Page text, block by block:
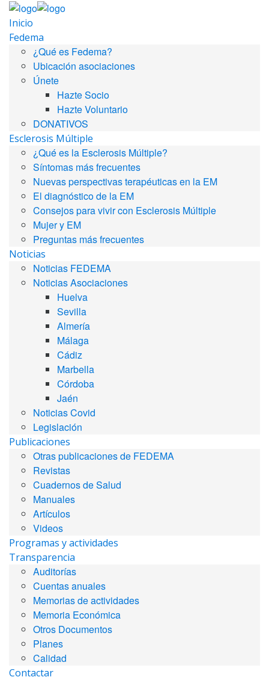
Inicio
Fedema
¿Qué es Fedema?
Ubicación asociaciones
Únete
Hazte Socio
Hazte Voluntario
DONATIVOS
Esclerosis Múltiple
¿Qué es la Esclerosis Múltiple?
Síntomas más frecuentes
Nuevas perspectivas terapéuticas en la EM
El diagnóstico de la EM
Consejos para vivir con Esclerosis Múltiple
Mujer y EM
Preguntas más frecuentes
Noticias
Noticias FEDEMA
Noticias Asociaciones
Huelva
Sevilla
Almería
Málaga
Cádiz
Marbella
Córdoba
Jaén
Noticias Covid
Legislación
Publicaciones
Otras publicaciones de FEDEMA
Revistas
Cuadernos de Salud
Manuales
Artículos
Videos
Programas y actividades
Transparencia
Auditorías
Cuentas anuales
Memorias de actividades
Memoria Económica
Otros Documentos
Planes
Calidad
Contactar